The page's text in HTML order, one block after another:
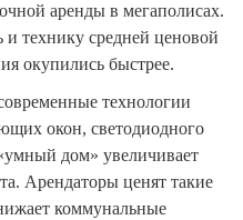
аренды в мегаполисах.
технику средней ценовой
окупились быстрее.
технологии
окон, светодиодного
дом» увеличивает
Арендаторы ценят такие
коммунальные